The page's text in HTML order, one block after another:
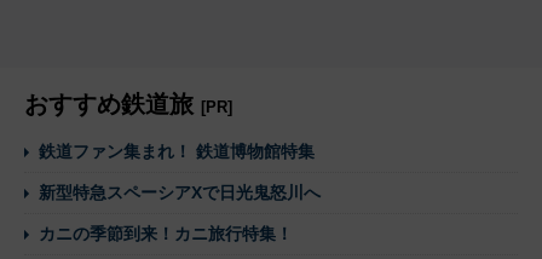
おすすめ鉄道旅 [PR]
鉄道ファン集まれ！ 鉄道博物館特集
新型特急スペーシアXで日光鬼怒川へ
カニの季節到来！カニ旅行特集！